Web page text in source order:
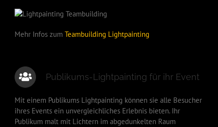
Mehr Infos zum Teambuilding Lightpainting
Publikums-Lightpainting für ihr Event
Mit einem Publikums Lightpainting können sie alle Besucher
ihres Events ein unvergleichliches Erlebnis bieten. Ihr
Publikum malt mit Lichtern im abgedunkelten Raum